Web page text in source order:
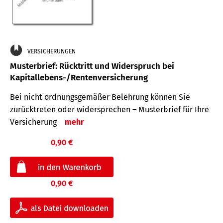
VERSICHERUNGEN
Musterbrief: Rücktritt und Widerspruch bei
Kapitallebens-/Rentenversicherung
Bei nicht ordnungsgemäßer Belehrung können Sie
zurücktreten oder widersprechen – Musterbrief für Ihre
Versicherung
mehr
0,90 €
0,90 €